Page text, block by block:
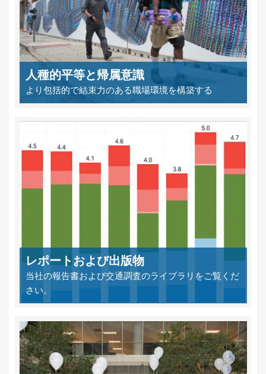
人種的平等と帰属意識
より包括的で結束力のある職場環境を構築する
レポートおよび出版物
当社の報告書および交通調査のライブラリをご覧くだ
さい。